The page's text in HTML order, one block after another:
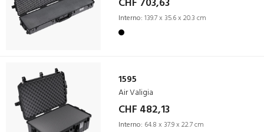
Interno: 139.7 x 35.6 x 20.3 cm
1595
Air Valigia
CHF 482,13
Interno: 64.8 x 37.9 x 22.7 cm